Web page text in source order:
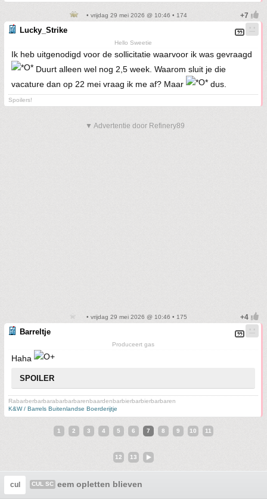
• vrijdag 29 mei 2026 @ 10:46 • 174
Lucky_Strike
Hello Sweetie
Ik heb uitgenodigd voor de sollicitatie waarvoor ik was gevraagd
Duurt alleen wel nog 2,5 week. Waarom sluit je die
vacature dan op 22 mei vraag ik me af? Maar
dus.
Spoilers!
▼ Advertentie door Refinery89
• vrijdag 29 mei 2026 @ 10:46 • 175
Barreltje
Produceert gas
Haha
SPOILER
Rabarberbarbarabarbarbarenbaardenbarbierbarbierbarbaren
K&W / Barrels Buitenlandse Boerderijtje
1 2 3 4 5 6 7 8 9 10 11
12 13
cul CUL SC eem opletten blieven